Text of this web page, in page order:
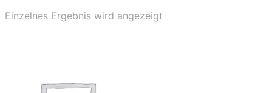
Einzelnes Ergebnis wird angezeigt